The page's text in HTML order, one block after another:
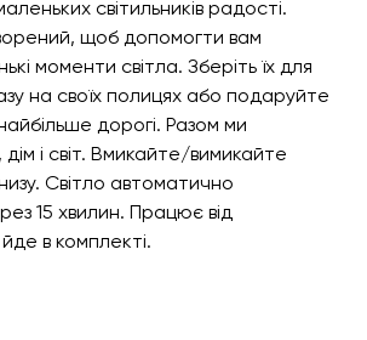
світильників радості.
щоб допомогти вам
моменти світла. Зберіть їх для
на своїх полицях або подаруйте
дорогі. Разом ми
і світ. Вмикайте/вимикайте
Світло автоматично
15 хвилин. Працює від
в комплекті.